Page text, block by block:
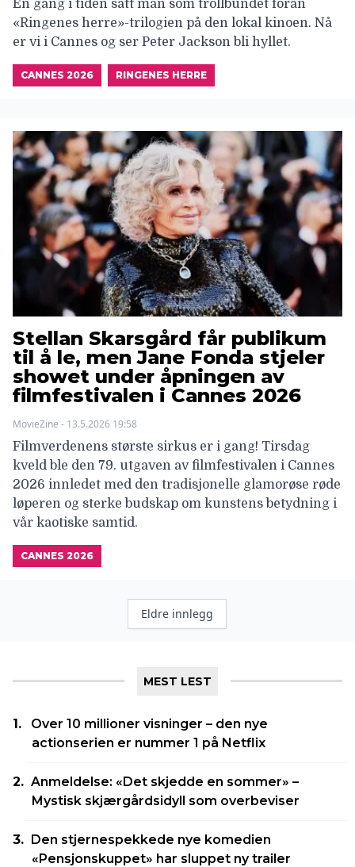
En gang i tiden satt man som trollbundet foran
«Ringenes herre»-trilogien på den lokal kinoen. Nå
er vi i Cannes og ser Peter Jackson bli hyllet.
CANNES 2026 RINGENES HERRE
Stellan Skarsgård får publikum
til å le, men Jane Fonda stjeler
showet under åpningen av
filmfestivalen i Cannes 2026
MovieZine - 13.5.2026 19:58
Filmverdenens største sirkus er i gang! Tirsdag
kveld ble den 79. utgaven av filmfestivalen i Cannes
2026 innledet med den tradisjonelle glamorøse røde
løperen og sterke budskap om kunstens betydning i
vår kaotiske samtid.
CANNES 2026
Innleggnavigasjon
Eldre innlegg
MEST LEST
Over 10 millioner visninger – den nye
actionserien er nummer 1 på Netflix
Anmeldelse: «Det skjedde en sommer» –
Mystisk skjærgårdsidyll som overbeviser
Den stjernespekkede nye komedien
«Pensjonskuppet» har sluppet ny trailer